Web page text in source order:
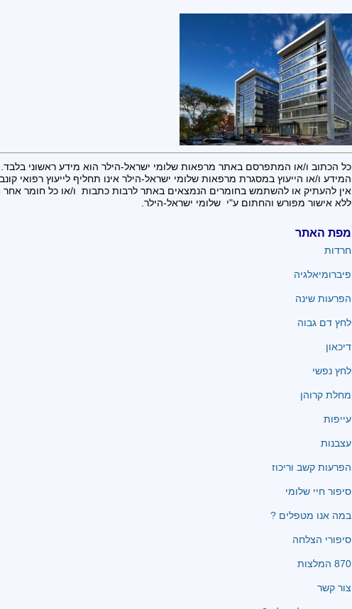
כל הכתוב ו/או המתפרסם באתר מרפאות שלומי ישראל-הילר הוא מידע ראשוני בלבד.
המידע ו/או הייעוץ במסגרת מרפאות שלומי ישראל-הילר אינו תחליף לייעוץ רפואי
אין להעתיק או להשתמש בחומרים הנמצאים באתר לרבות כתבות ו/או כל חומר
ללא אישור מפורש והחתום ע"י שלומי ישראל-הילר.
מפת האתר
חרדות
פיברומיאלגיה
הפרעות שינה
לחץ דם גבוה
דיכאון
לחץ נפשי
מחלת קרוהן
עייפות
עצבנות
הפרעות קשב וריכוז
סיפור חיי שלומי
במה אנו מטפלים ?
סיפורי הצלחה
870 המלצות
צור קשר